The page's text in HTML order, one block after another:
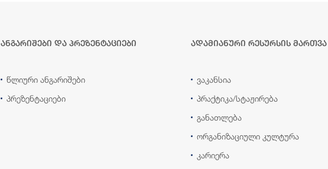
ანგარიშები და პრეზენტაციები
წლიური ანგარიშები
პრეზენტაციები
ადამიანური რესურსის მართვა
ვაკანსია
პრაქტიკა/სტაჟირება
განათლება
ორგანიზაციული კულტურა
კარიერა